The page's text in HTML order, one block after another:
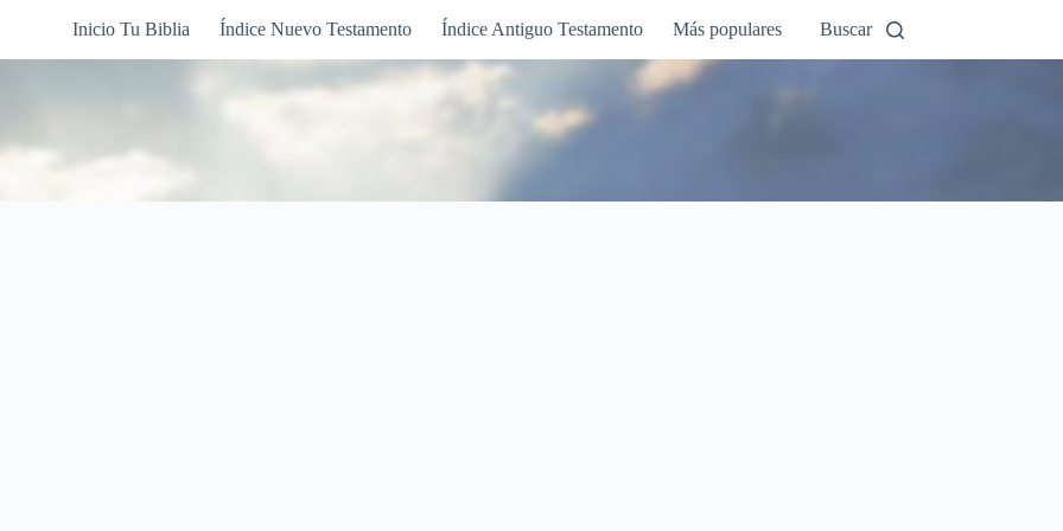
Inicio Tu Biblia Índice Nuevo Testamento Índice Antiguo Testamento Más populares Buscar